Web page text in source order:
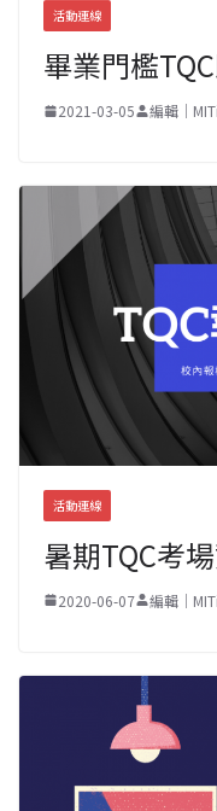
活動連線
畢業門檻
2021-03-05 編輯｜
活動連線
暑期TQC考
2020-06-07 編輯｜